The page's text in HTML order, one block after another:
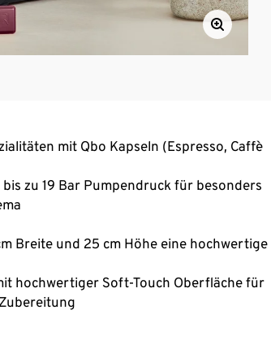
mit Qbo Kapseln (Espresso, Caffè
zu 19 Bar Pumpendruck für besonders
Breite und 25 cm Höhe eine hochwertige
hochwertiger Soft-Touch Oberfläche für
Tassen
Bedienung